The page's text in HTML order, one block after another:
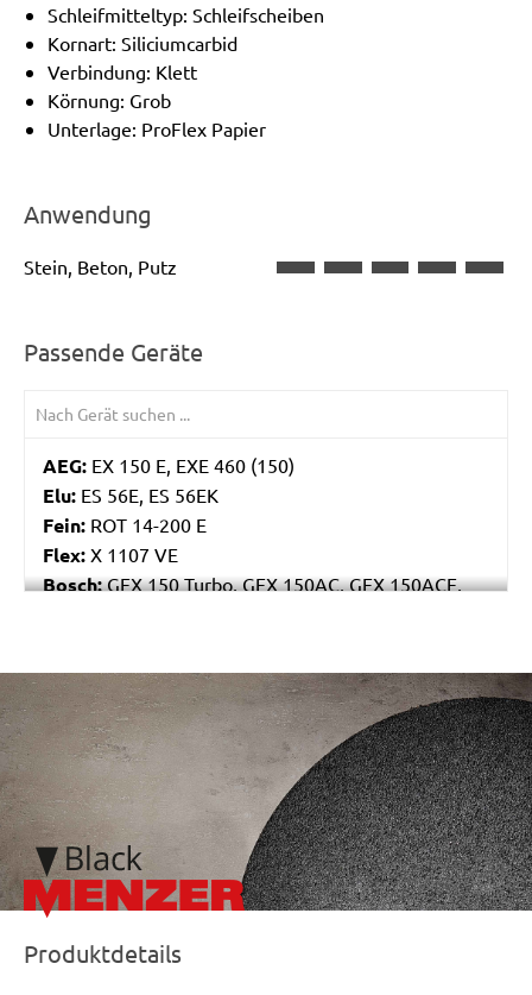
Schleifmitteltyp: Schleifscheiben
Kornart: Siliciumcarbid
Verbindung: Klett
Körnung: Grob
Unterlage: ProFlex Papier
Anwendung
Stein, Beton, Putz
Passende Geräte
AEG: EX 150 E, EXE 460 (150)
Elu: ES 56E, ES 56EK
Fein: ROT 14-200 E
Flex: X 1107 VE
Bosch:GEX 150 Turbo, GEX 150AC, GEX 150ACE,
Kress:900 HEX/2, 900 MPS
Dewalt:D26410, DW443
MENZER: ETS 150
Metabo:SXE 425 XL, SXE 450 Duo, SXE 450
TurboTec
Stayer: LRT 150, RO 150 E
Wegoma:RT 188N, RTE 146L, RTE 46L, RX 91C
Hitachi:SAY 150A
Peugeot:PRX 150E
Felisatti:RGF150/600E, TP521/AS, TP521/E,
/marketing/parallax/menzer/parallax_logos/
Produktdetails